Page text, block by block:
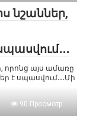
նշաններ,
որոնց այս ամառը
է սպասվում․․․Մի
90 Просмотр